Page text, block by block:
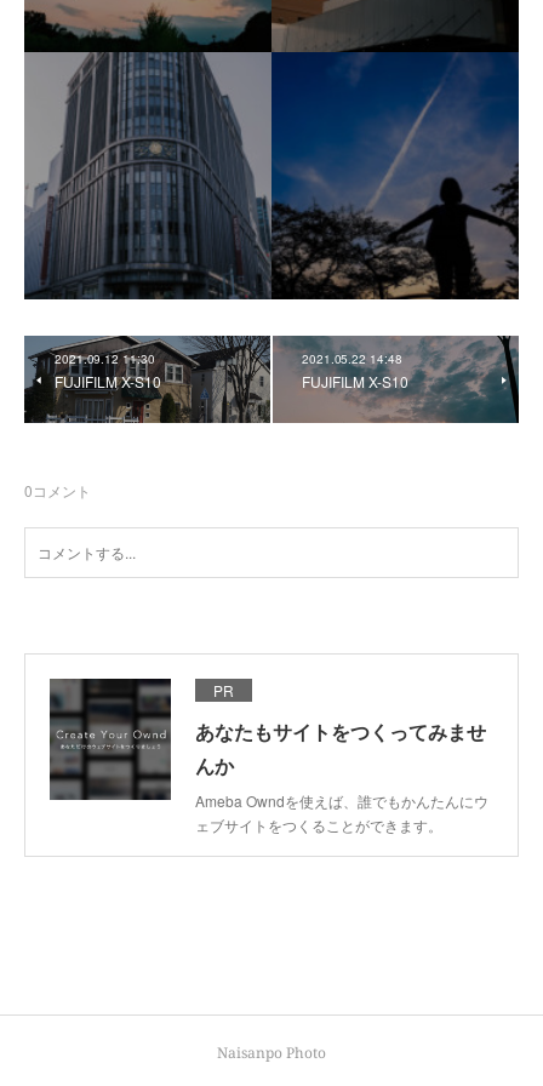
2021.09.12 11:30
FUJIFILM X-S10
2021.05.22 14:48
FUJIFILM X-S10
0コメント
PR
あなたもサイトをつくってみませ
んか
Ameba Owndを使えば、誰でもかんたんにウ
ェブサイトをつくることができます。
Naisanpo Photo